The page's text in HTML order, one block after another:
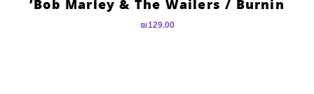
Bob Marley & The Wailers ‎/ Burnin’
₪129.00